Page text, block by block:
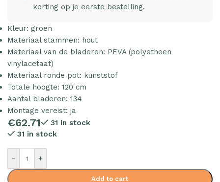
korting op je eerste bestelling.
Kleur: groen
Materiaal stammen: hout
Materiaal van de bladeren: PEVA (polyetheen
vinylacetaat)
Materiaal ronde pot: kunststof
Totale hoogte: 120 cm
Aantal bladeren: 134
Montage vereist: ja
€62.71
31 in stock
31 in stock
- +
Add to cart